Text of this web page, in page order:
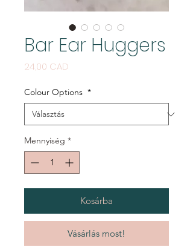
Bar Ear Huggers
24,00 CAD
Colour Options *
Mennyiség *
Kosárba
Vásárlás most!